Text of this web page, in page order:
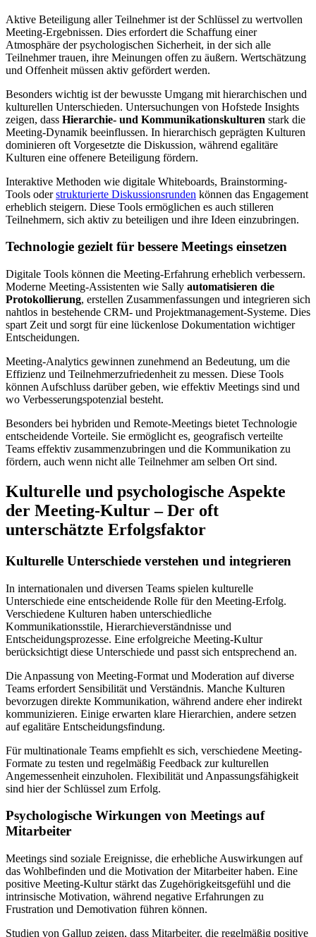
Aktive Beteiligung aller Teilnehmer ist der Schlüssel zu wertvollen
Meeting-Ergebnissen. Dies erfordert die Schaffung einer
Atmosphäre der psychologischen Sicherheit, in der sich alle
Teilnehmer trauen, ihre Meinungen offen zu äußern. Wertschätzung
und Offenheit müssen aktiv gefördert werden.
Besonders wichtig ist der bewusste Umgang mit hierarchischen und
kulturellen Unterschieden. Untersuchungen von Hofstede Insights
zeigen, dass Hierarchie- und Kommunikationskulturen stark die
Meeting-Dynamik beeinflussen. In hierarchisch geprägten Kulturen
dominieren oft Vorgesetzte die Diskussion, während egalitäre
Kulturen eine offenere Beteiligung fördern.
Interaktive Methoden wie digitale Whiteboards, Brainstorming-
Tools oderstrukturierte Diskussionsrunden können das Engagement
erheblich steigern. Diese Tools ermöglichen es auch stilleren
Teilnehmern, sich aktiv zu beteiligen und ihre Ideen einzubringen.
Technologie gezielt für bessere Meetings einsetzen
Digitale Tools können die Meeting-Erfahrung erheblich verbessern.
Moderne Meeting-Assistenten wie Sally automatisieren die
Protokollierung, erstellen Zusammenfassungen und integrieren sich
nahtlos in bestehende CRM- und Projektmanagement-Systeme. Dies
spart Zeit und sorgt für eine lückenlose Dokumentation wichtiger
Entscheidungen.
Meeting-Analytics gewinnen zunehmend an Bedeutung, um die
Effizienz und Teilnehmerzufriedenheit zu messen. Diese Tools
können Aufschluss darüber geben, wie effektiv Meetings sind und
wo Verbesserungspotenzial besteht.
Besonders bei hybriden und Remote-Meetings bietet Technologie
entscheidende Vorteile. Sie ermöglicht es, geografisch verteilte
Teams effektiv zusammenzubringen und die Kommunikation zu
fördern, auch wenn nicht alle Teilnehmer am selben Ort sind.
Kulturelle und psychologische Aspekte
der Meeting-Kultur – Der oft
unterschätzte Erfolgsfaktor
Kulturelle Unterschiede verstehen und integrieren
In internationalen und diversen Teams spielen kulturelle
Unterschiede eine entscheidende Rolle für den Meeting-Erfolg.
Verschiedene Kulturen haben unterschiedliche
Kommunikationsstile, Hierarchieverständnisse und
Entscheidungsprozesse. Eine erfolgreiche Meeting-Kultur
berücksichtigt diese Unterschiede und passt sich entsprechend an.
Die Anpassung von Meeting-Format und Moderation auf diverse
Teams erfordert Sensibilität und Verständnis. Manche Kulturen
bevorzugen direkte Kommunikation, während andere eher indirekt
kommunizieren. Einige erwarten klare Hierarchien, andere setzen
auf egalitäre Entscheidungsfindung.
Für multinationale Teams empfiehlt es sich, verschiedene Meeting-
Formate zu testen und regelmäßig Feedback zur kulturellen
Angemessenheit einzuholen. Flexibilität und Anpassungsfähigkeit
sind hier der Schlüssel zum Erfolg.
Psychologische Wirkungen von Meetings auf
Mitarbeiter
Meetings sind soziale Ereignisse, die erhebliche Auswirkungen auf
das Wohlbefinden und die Motivation der Mitarbeiter haben. Eine
positive Meeting-Kultur stärkt das Zugehörigkeitsgefühl und die
intrinsische Motivation, während negative Erfahrungen zu
Frustration und Demotivation führen können.
Studien von Gallup zeigen, dass Mitarbeiter, die regelmäßig positive